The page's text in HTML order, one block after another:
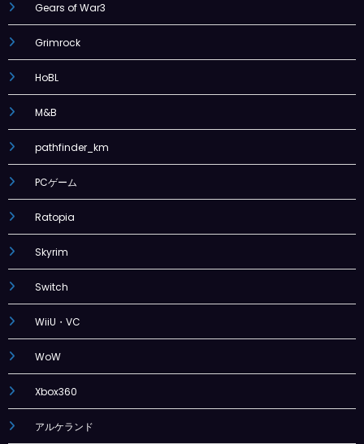
Gears of War3
Grimrock
HoBL
M&B
pathfinder_km
PCゲーム
Ratopia
Skyrim
Switch
WiiU・VC
WoW
Xbox360
アルケランド